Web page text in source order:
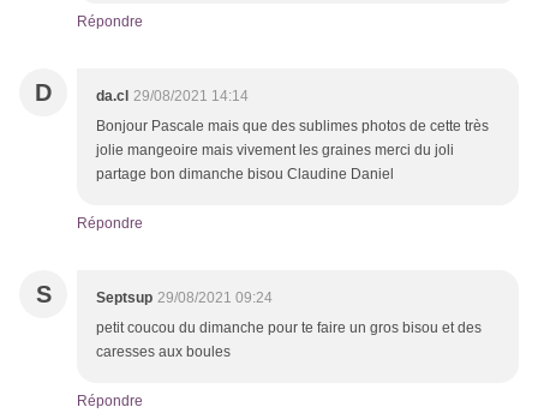
Répondre
D da.cl 29/08/2021 14:14
Bonjour Pascale mais que des sublimes photos de cette très
jolie mangeoire mais vivement les graines merci du joli
partage bon dimanche bisou Claudine Daniel
Répondre
S Septsup 29/08/2021 09:24
petit coucou du dimanche pour te faire un gros bisou et des
caresses aux boules
Répondre